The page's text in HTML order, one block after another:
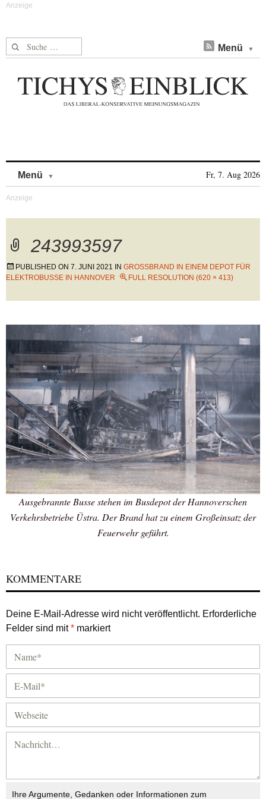
Suche nach: Menü
Menü Fr, 7. Aug 2026
243993597
PUBLISHED ON 7. JUNI 2021 IN GROSSBRAND IN EINEM DEPOT FÜR E
LEKTROBUSSE IN HANNOVER
FULL RESOLUTION (620 × 413)
Ausgebrannte Busse stehen im Busdepot der Hannoverschen
Verkehrsbetriebe Üstra. Der Brand hat zu einem Großeinsatz der
Feuerwehr geführt.
KOMMENTARE
Deine E-Mail-Adresse wird nicht veröffentlicht. Erforderliche
Felder sind mit* markiert
Ihre Argumente, Gedanken oder Informationen zum